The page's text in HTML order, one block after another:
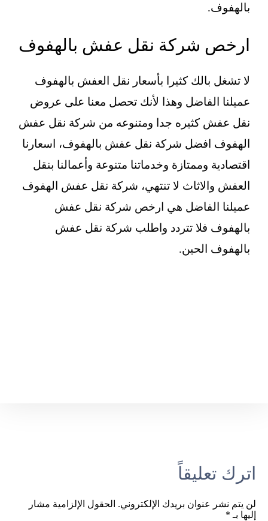
بالهفوف.
ارخص شركة نقل عفش بالهفوف
لا تشغل بالك كثيرا بأسعار نقل العفش بالهفوف
عميلنا الفاضل وهذا لأنك تحصل معنا على عروض
نقل عفش كثيره جدا ومتنوعه من شركة نقل عفش
الهفوف افضل شركة نقل عفش بالهفوف، اسعارنا
اقتصادية وممتازة وخدماتنا متنوعة وأعمالنا بنقل
العفش والاثاث لا تنتهي، شركة نقل عفش الهفوف
عميلنا الفاضل هي ارخص شركة نقل عفش
بالهفوف فلا تتردد واطلب شركة نقل عفش
بالهفوف الحين.
اترك تعليقاً
لن يتم نشر عنوان بريدك الإلكتروني. الحقول الإلزامية مشار
إليها بـ *